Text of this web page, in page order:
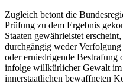
Zugleich betont die
Prüfung zu dem Ergebnis
Staaten gewährleistet
durchgängig weder
oder erniedrigende Bestrafung
infolge willkürlicher Gewalt im
innerstaatlichen bewaffneten